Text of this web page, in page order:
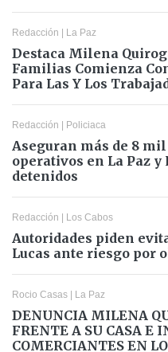
Redacción | La Paz
Destaca Milena
Familias Comienza
Para Las Y Los
Redacción | Policiaca
Aseguran más de 8
operativos en La Paz y
detenidos
Redacción | Los Cabos
Autoridades piden
Lucas ante riesgo por
Rocio Casas | La Paz
DENUNCIA MILENA
FRENTE A SU CASA E
COMERCIANTES EN